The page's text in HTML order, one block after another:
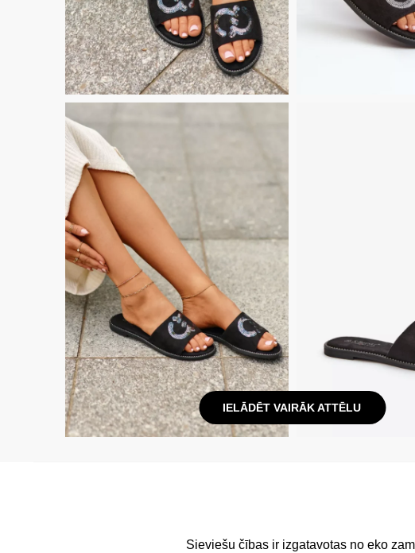
IELĀDĒT VAIRĀK ATTĒLU
Sieviešu čības ir izgatavotas no eko